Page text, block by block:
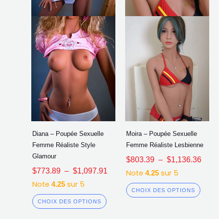
Diana – Poupée Sexuelle
Femme Réaliste Style
Glamour
$773.89 – $1,097.91
Note 4.25sur 5
CHOIX DES OPTIONS
être
sur
la
page
du
produit
Moira – Poupée Sexuelle
Femme Réaliste Lesbienne
$803.39 – $1,136.36
Note 4.25sur 5
CHOIX DES OPTIONS
être